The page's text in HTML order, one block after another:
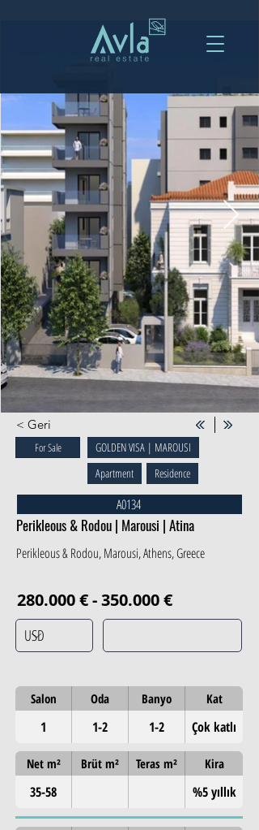
< Geri
For Sale
GOLDEN VISA | MAROUSI
Apartment
Residence
A0134
Perikleous & Rodou | Marousi | Atina
Perikleous & Rodou, Marousi, Athens, Greece
280.000 € - 350.000 €
Salon Oda Banyo Kat
1 1-2 1-2 Çok katlı
Net m² Brüt m² Teras m² Kira
35-58 %5 yıllık